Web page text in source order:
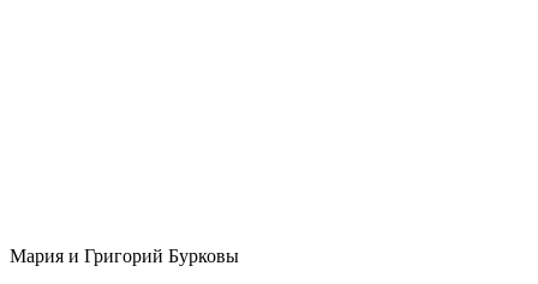
Мария и Григорий Бурковы